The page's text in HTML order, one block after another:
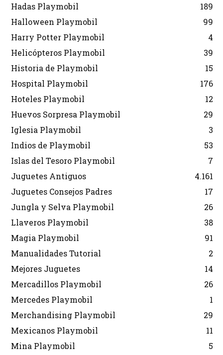
Hadas Playmobil
189
Halloween Playmobil
99
Harry Potter Playmobil
4
Helicópteros Playmobil
39
Historia de Playmobil
15
Hospital Playmobil
176
Hoteles Playmobil
12
Huevos Sorpresa Playmobil
29
Iglesia Playmobil
3
Indios de Playmobil
53
Islas del Tesoro Playmobil
7
Juguetes Antiguos
4.161
Juguetes Consejos Padres
17
Jungla y Selva Playmobil
26
Llaveros Playmobil
38
Magia Playmobil
91
Manualidades Tutorial
2
Mejores Juguetes
14
Mercadillos Playmobil
26
Mercedes Playmobil
1
Merchandising Playmobil
29
Mexicanos Playmobil
11
Mina Playmobil
5